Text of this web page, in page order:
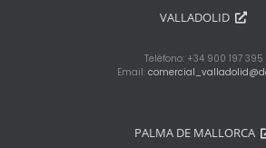
VALLADOLID
Teléfono: +34 900 197 395
Email:
PALMA DE MALLORCA